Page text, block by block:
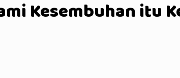
Kesembuhan itu